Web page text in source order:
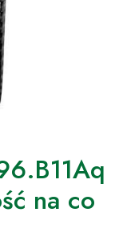
na co